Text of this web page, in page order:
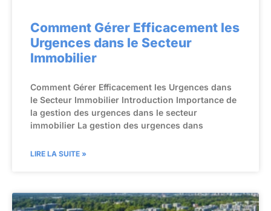
Comment Gérer Efficacement les
Urgences dans le Secteur
Immobilier
Comment Gérer Efficacement les Urgences dans
le Secteur Immobilier Introduction Importance de
la gestion des urgences dans le secteur
immobilier La gestion des urgences dans
LIRE LA SUITE »